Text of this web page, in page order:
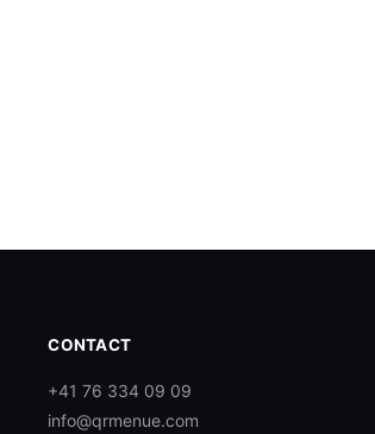
CONTACT
+41 76 334 09 09
info@qrmenue.com